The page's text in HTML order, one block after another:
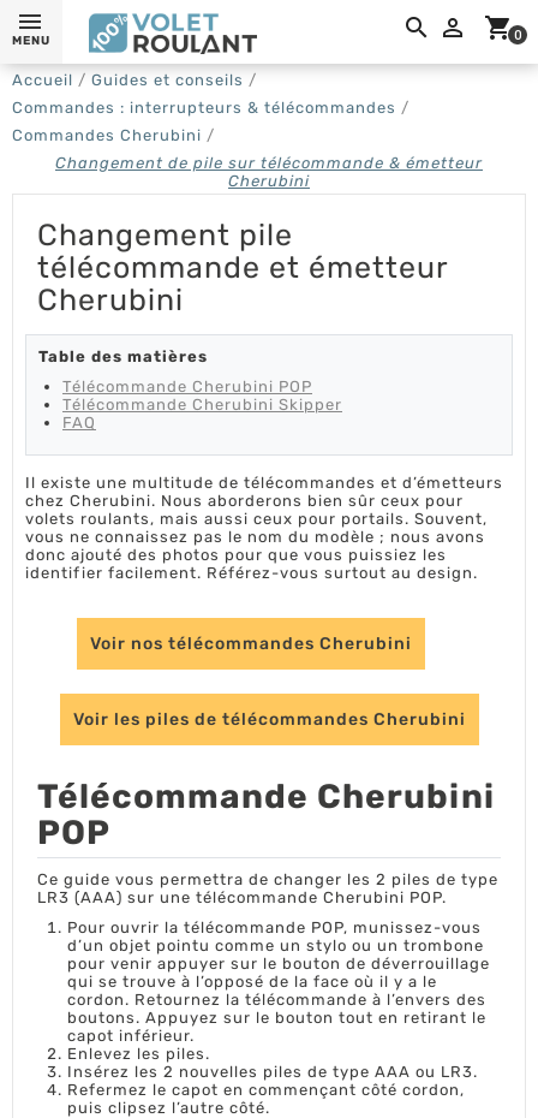
 shopping_cart0
MENU
Accueil
Guides et conseils
Commandes : interrupteurs & télécommandes
Commandes Cherubini
Changement de pile sur télécommande & émetteur
Cherubini
Changement pile
télécommande et émetteur
Cherubini
Table des matières
Télécommande Cherubini POP
Télécommande Cherubini Skipper
FAQ
Il existe une multitude de télécommandes et d’émetteurs
chez Cherubini. Nous aborderons bien sûr ceux pour
volets roulants, mais aussi ceux pour portails. Souvent,
vous ne connaissez pas le nom du modèle ; nous avons
donc ajouté des photos pour que vous puissiez les
identifier facilement. Référez-vous surtout au design.
Voir nos télécommandes Cherubini
Voir les piles de télécommandes Cherubini
Télécommande Cherubini
POP
Ce guide vous permettra de changer les 2 piles de type
LR3 (AAA) sur une télécommande Cherubini POP.
Pour ouvrir la télécommande POP, munissez-vous
d’un objet pointu comme un stylo ou un trombone
pour venir appuyer sur le bouton de déverrouillage
qui se trouve à l’opposé de la face où il y a le
cordon. Retournez la télécommande à l’envers des
boutons. Appuyez sur le bouton tout en retirant le
capot inférieur.
Enlevez les piles.
Insérez les 2 nouvelles piles de type AAA ou LR3.
Refermez le capot en commençant côté cordon,
puis clipsez l’autre côté.